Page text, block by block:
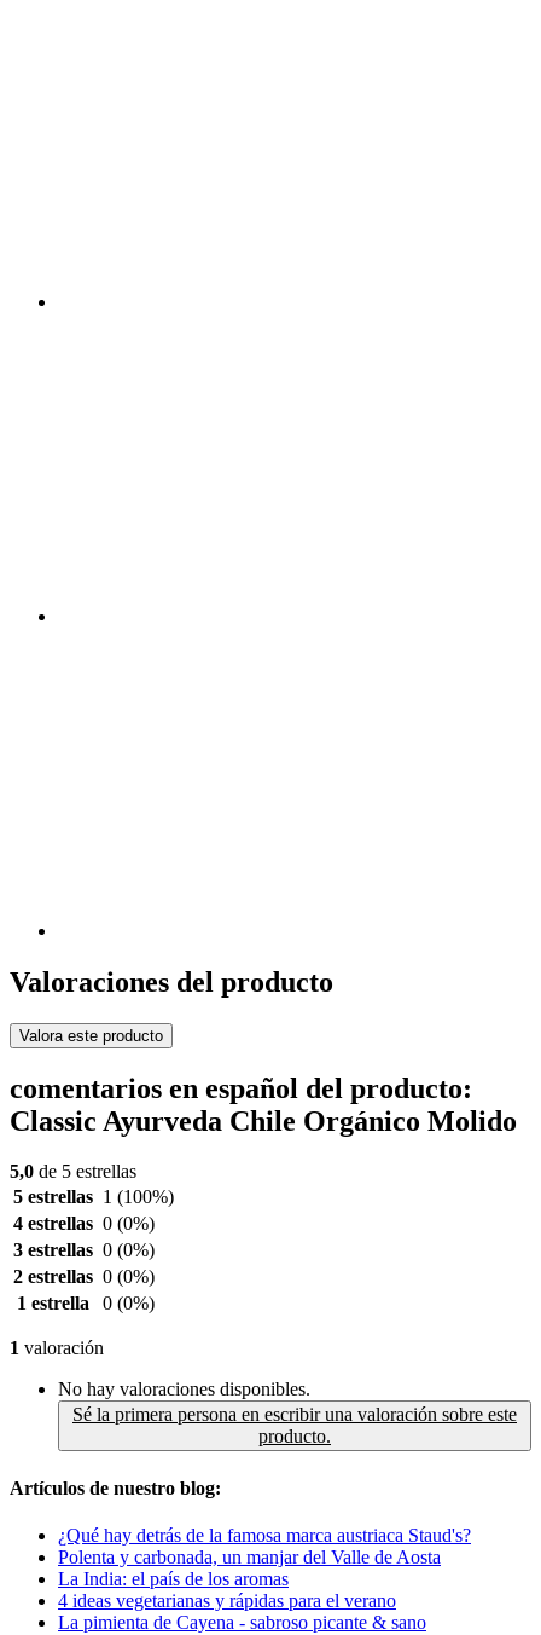
Valoraciones del producto
Valora este producto
comentarios en español del producto:
Classic Ayurveda Chile Orgánico Molido
5,0 de 5 estrellas
5 estrellas 1 (100%)
4 estrellas 0 (0%)
3 estrellas 0 (0%)
2 estrellas 0 (0%)
1 estrella
0 (0%)
1 valoración
No hay valoraciones disponibles.
Sé la primera persona en escribir una valoración sobre este
producto.
Artículos de nuestro blog:
¿Qué hay detrás de la famosa marca austriaca Staud's?
Polenta y carbonada, un manjar del Valle de Aosta
La India: el país de los aromas
4 ideas vegetarianas y rápidas para el verano
La pimienta de Cayena - sabroso picante & sano